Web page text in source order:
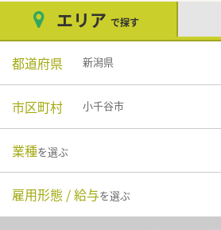
エリア で探す
都道府県 新潟県
市区町村 小千谷市
業種を選ぶ
雇用形態 / 給与を選ぶ